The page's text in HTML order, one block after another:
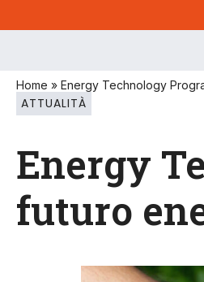
Home » Energy Technology
ATTUALITÀ
Energy
futuro